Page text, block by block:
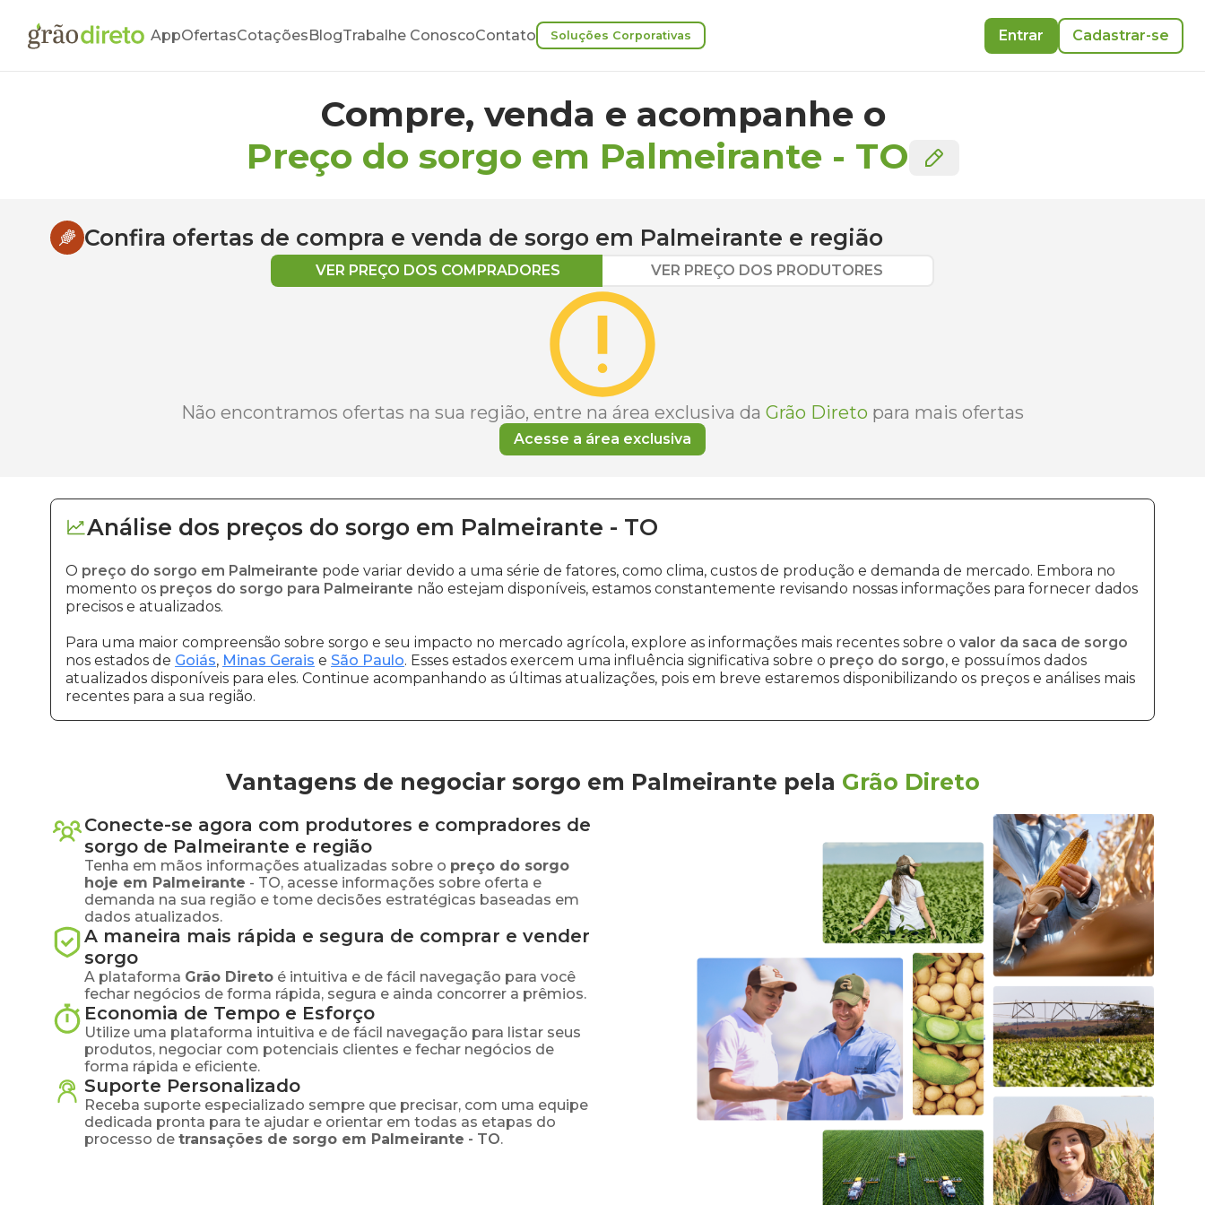
AppOfertasCotaçõesBlogTrabalhe ConoscoContato Soluções Corporativas Entrar Cadastrar-se
Compre, venda e acompanhe o
Preço do sorgo em Palmeirante - TO
Confira ofertas de compra e venda de sorgo em Palmeirante e região
VER PREÇO DOS COMPRADORES VER PREÇO DOS PRODUTORES
Não encontramos ofertas na sua região, entre na área exclusiva da Grão Direto para mais ofertas
Acesse a área exclusiva
Análise dos preços do sorgo em Palmeirante - TO
O preço do sorgo em Palmeirante pode variar devido a uma série de fatores, como clima, custos de produção e demanda de mercado. Embora no
momento os preços do sorgo para Palmeirante não estejam disponíveis, estamos constantemente revisando nossas informações para fornecer dados
precisos e atualizados.
Para uma maior compreensão sobre sorgo e seu impacto no mercado agrícola, explore as informações mais recentes sobre o valor da saca de sorgo
nos estados de Goiás, Minas Gerais e São Paulo. Esses estados exercem uma influência significativa sobre o preço do sorgo, e possuímos dados
atualizados disponíveis para eles. Continue acompanhando as últimas atualizações, pois em breve estaremos disponibilizando os preços e análises mais
recentes para a sua região.
Vantagens de negociar sorgo em Palmeirante pela Grão Direto
Conecte-se agora com produtores e compradores de
sorgo de Palmeirante e região
Tenha em mãos informações atualizadas sobre o preço do sorgo
hoje em Palmeirante - TO, acesse informações sobre oferta e
demanda na sua região e tome decisões estratégicas baseadas em
dados atualizados.
A maneira mais rápida e segura de comprar e vender
sorgo
A plataforma Grão Direto é intuitiva e de fácil navegação para você
fechar negócios de forma rápida, segura e ainda concorrer a prêmios.
Economia de Tempo e Esforço
Utilize uma plataforma intuitiva e de fácil navegação para listar seus
produtos, negociar com potenciais clientes e fechar negócios de
forma rápida e eficiente.
Suporte Personalizado
Receba suporte especializado sempre que precisar, com uma equipe
dedicada pronta para te ajudar e orientar em todas as etapas do
processo de transações de sorgo em Palmeirante - TO.